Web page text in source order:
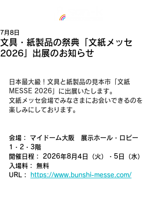
文具・紙製品の祭典「文紙メッセ
2026」出展のお知らせ
7月8日
日本最大級！文具と紙製品の見本市「文紙
MESSE 2026」に出展いたします。
文紙メッセ会場でみなさまにお会いできるのを
楽しみにしております。
会場： マイドーム大阪　展示ホール・ロビー
1・2・3階
開催日程： 2026年8月4日（火）・5日（水）
入場料： 無料
URL：
https://www.bunshi-messe.com/